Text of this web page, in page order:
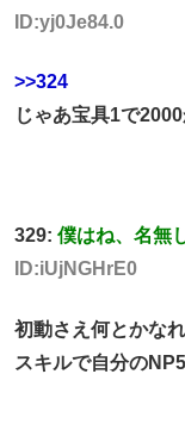
ID:yj0Je84.0
>>324
じゃあ宝具1で2000
329: 僕はね、名無
ID:iUjNGHrE0
初動さえ何とかな
スキルで自分の